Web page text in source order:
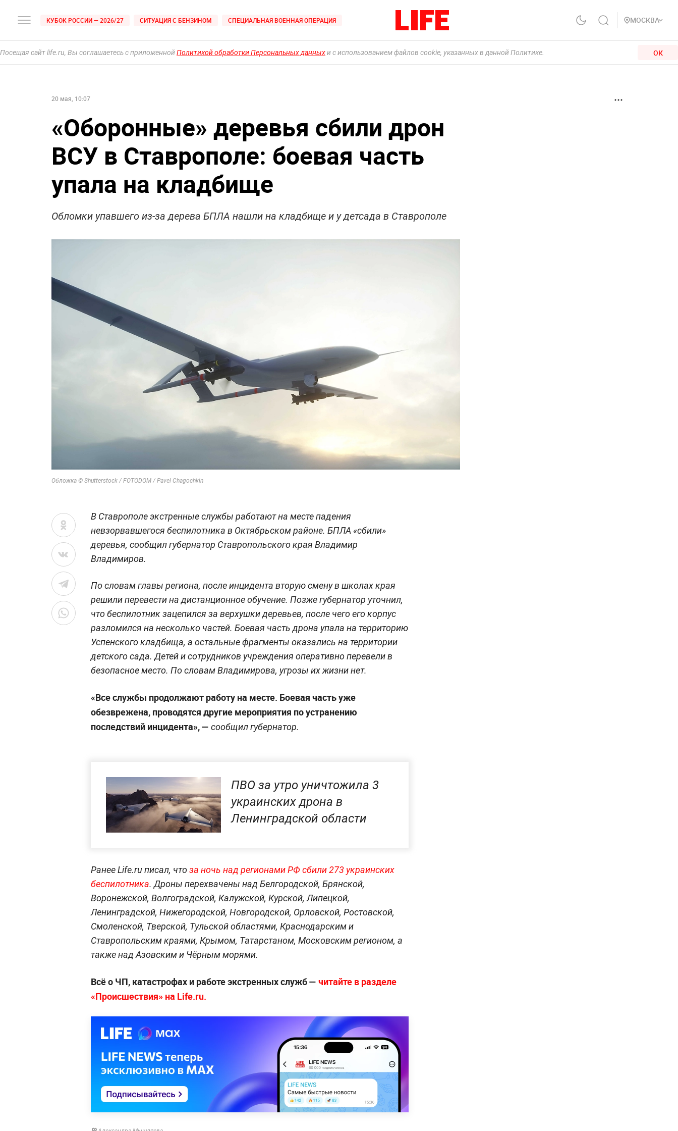
КУБОК РОССИИ — 2026/27 СИТУАЦИЯ С БЕНЗИНОМ СПЕЦИАЛЬНАЯ ВОЕННАЯ ОПЕРАЦИЯ МОСКВА
Посещая сайт life.ru, Вы соглашаетесь с приложеннойПолитикой обработки Персональных данныхи с использованием файлов cookie, указанных в данной Политике. ОК
20 мая, 10:07
«‎Оборонные» деревья сбили дрон
ВСУ в Ставрополе: боевая часть
упала на кладбище
Обломки упавшего из-за дерева БПЛА нашли на кладбище и у детсада в Ставрополе
Обложка © Shutterstock / FOTODOM / Pavel Chagochkin
В Ставрополе экстренные службы работают на месте падения
невзорвавшегося беспилотника в Октябрьском районе. БПЛА «сбили»
деревья, сообщил губернатор Ставропольского края Владимир
Владимиров.
По словам главы региона, после инцидента вторую смену в школах края
решили перевести на дистанционное обучение. Позже губернатор уточнил,
что беспилотник зацепился за верхушки деревьев, после чего его корпус
разломился на несколько частей. Боевая часть дрона упала на территорию
Успенского кладбища, а остальные фрагменты оказались на территории
детского сада. Детей и сотрудников учреждения оперативно перевели в
безопасное место. По словам Владимирова, угрозы их жизни нет.
«Все службы продолжают работу на месте. Боевая часть уже
обезврежена, проводятся другие мероприятия по устранению
последствий инцидента», — сообщил губернатор.
ПВО за утро уничтожила 3
украинских дрона в
Ленинградской области
Ранее Life.ru писал, чтоза ночь над регионами РФ сбили 273 украинских
беспилотника. Дроны перехвачены над Белгородской, Брянской,
Воронежской, Волгоградской, Калужской, Курской, Липецкой,
Ленинградской, Нижегородской, Новгородской, Орловской, Ростовской,
Смоленской, Тверской, Тульской областями, Краснодарским и
Ставропольским краями, Крымом, Татарстаном, Московским регионом, а
также над Азовским и Чёрным морями.
Всё о ЧП, катастрофах и работе экстренных служб — читайте в разделе
«Происшествия» на Life.ru.